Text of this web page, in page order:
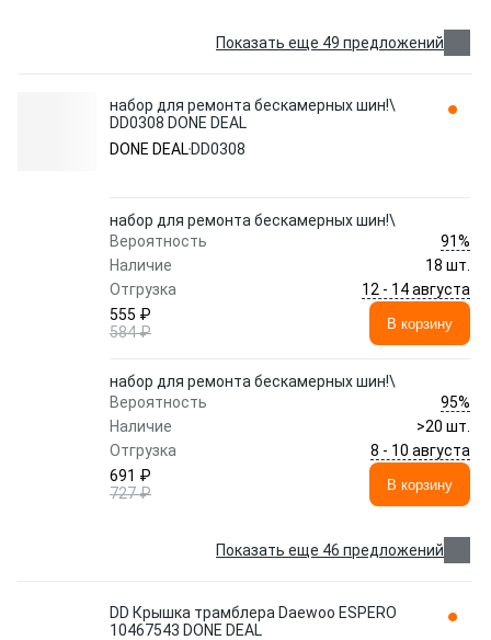
Показать еще 49 предложений
набор для ремонта бескамерных шин!\
DD0308 DONE DEAL
DONE DEAL DD0308
набор для ремонта бескамерных шин!\
Вероятность
91%
Наличие
18 шт.
Отгрузка
12 - 14 августа
555 ₽
584 ₽
В корзину
набор для ремонта бескамерных шин!\
Вероятность
95%
Наличие
>20 шт.
Отгрузка
8 - 10 августа
691 ₽
727 ₽
В корзину
Показать еще 46 предложений
DD Крышка трамблера Daewoo ESPERO
10467543 DONE DEAL